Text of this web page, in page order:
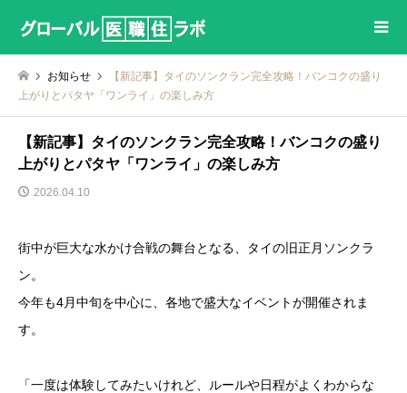
お知らせ
【新記事】タイのソンクラン完全攻略！バンコクの盛り
上がりとパタヤ「ワンライ」の楽しみ方
【新記事】タイのソンクラン完全攻略！バンコクの盛り
上がりとパタヤ「ワンライ」の楽しみ方
2026.04.10
街中が巨大な水かけ合戦の舞台となる、タイの旧正月ソンクラ
ン。
今年も4月中旬を中心に、各地で盛大なイベントが開催されま
す。
「一度は体験してみたいけれど、ルールや日程がよくわからな